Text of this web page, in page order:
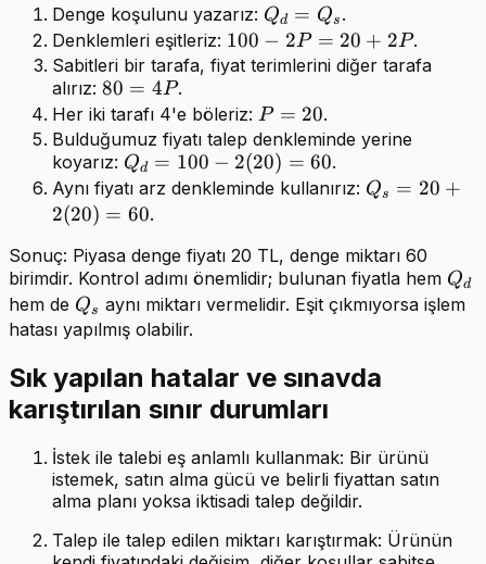
Denge koşulunu yazarız: Q_d
=
Q_s
Qd = Qs .
Denklemleri eşitleriz: 100
-
=
20
+
2P
100 − 2P = 20 + 2P.
Sabitleri bir tarafa, fiyat terimlerini diğer tarafa
alırız: 80
=
4P
80 = 4P.
Her iki tarafı 4'e böleriz: P
=
20
P = 20.
Bulduğumuz fiyatı talep denkleminde yerine
koyarız: Q_d
=
100 -
= 60
Qd = 100 − 2(20) = 60.
Aynı fiyatı arz denkleminde kullanırız: Q_s
2(20)
= 60
Qs = 20 +
2(20) = 60.
Sonuç: Piyasa denge fiyatı 20 TL, denge miktarı 60
birimdir. Kontrol adımı önemlidir; bulunan fiyatla hem Q_d
Qd
hem de Q_s
Qs aynı miktarı vermelidir. Eşit çıkmıyorsa işlem
hatası yapılmış olabilir.
Sık yapılan hatalar ve sınavda
karıştırılan sınır durumları
İstek ile talebi eş anlamlı kullanmak: Bir ürünü
istemek, satın alma gücü ve belirli fiyattan satın
alma planı yoksa iktisadi talep değildir.
Talep ile talep edilen miktarı karıştırmak: Ürünün